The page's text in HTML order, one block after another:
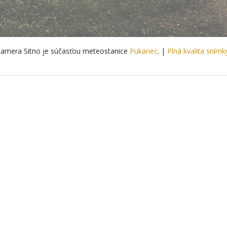
Sitno je súčasťou meteostanice Pukanec. | Plná kvalita